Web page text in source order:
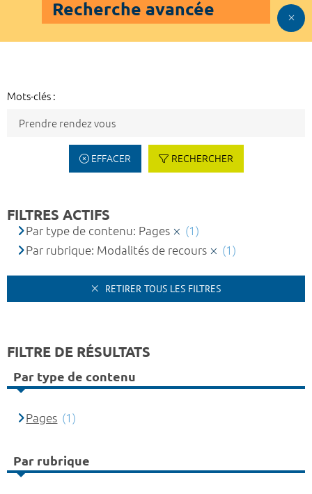
Recherche avancée
Mots-clés :
EFFACER RECHERCHER
FILTRES ACTIFS
Par type de contenu: Pages
(1)
Par rubrique: Modalités de recours
(1)
RETIRER TOUS LES FILTRES
FILTRE DE RÉSULTATS
Par type de contenu
Pages (1)
Par rubrique